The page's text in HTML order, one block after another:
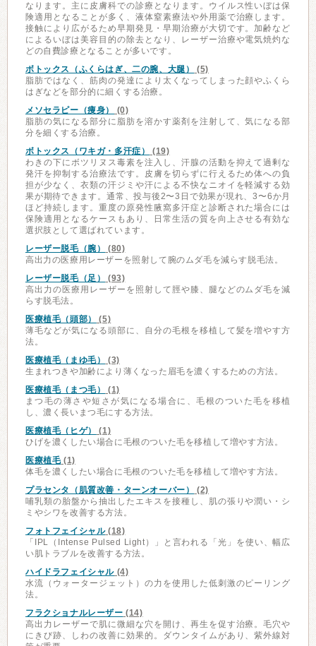
なります。主に皮膚科での診療となります。ウイルス性いぼは保
険適用となることが多く、液体窒素療法や外用薬で治療します。
接触により広がるため早期発見・早期治療が大切です。加齢など
によるいぼは美容目的の除去となり、レーザー治療や電気焼灼な
どの自費診療となることが多いです。
ボトックス（ふくらはぎ、二の腕、大腿）
(5)
脂肪ではなく、筋肉の発達により太くなってしまった顔やふくら
はぎなどを部分的に細くする治療。
メソセラピー（痩身）
(0)
脂肪の気になる部分に脂肪を溶かす薬剤を注射して、気になる部
分を細くする治療。
ボトックス（ワキガ・多汗症）
(19)
わきの下にボツリヌス毒素を注入し、汗腺の活動を抑えて過剰な
発汗を抑制する治療法です。皮膚を切らずに行えるため体への負
担が少なく、衣類の汗ジミや汗による不快なニオイを軽減する効
果が期待できます。通常、投与後2〜3日で効果が現れ、3〜6か月
ほど持続します。重度の原発性腋窩多汗症と診断された場合には
保険適用となるケースもあり、日常生活の質を向上させる有効な
選択肢として選ばれています。
レーザー脱毛（腕）
(80)
高出力の医療用レーザーを照射して腕のムダ毛を減らす脱毛法。
レーザー脱毛（足）
(93)
高出力の医療用レーザーを照射して脛や膝、腿などのムダ毛を減
らす脱毛法。
医療植毛（頭部）
(5)
薄毛などが気になる頭部に、自分の毛根を移植して髪を増やす方
法。
医療植毛（まゆ毛）
(3)
生まれつきや加齢により薄くなった眉毛を濃くするための方法。
医療植毛（まつ毛）
(1)
まつ毛の薄さや短さが気になる場合に、毛根のついた毛を移植
し、濃く長いまつ毛にする方法。
医療植毛（ヒゲ）
(1)
ひげを濃くしたい場合に毛根のついた毛を移植して増やす方法。
医療植毛(1)
体毛を濃くしたい場合に毛根のついた毛を移植して増やす方法。
プラセンタ（肌質改善・ターンオーバー）
(2)
哺乳類の胎盤から抽出したエキスを接種し、肌の張りや潤い・シ
ミやシワを改善する方法。
フォトフェイシャル(18)
「IPL（Intense Pulsed Light）」と言われる「光」を使い、幅広
い肌トラブルを改善する方法。
ハイドラフェイシャル (4)
水流（ウォータージェット）の力を使用した低刺激のピーリング
法。
フラクショナルレーザー (14)
高出力レーザーで肌に微細な穴を開け、再生を促す治療。毛穴や
にきび跡、しわの改善に効果的。ダウンタイムがあり、紫外線対